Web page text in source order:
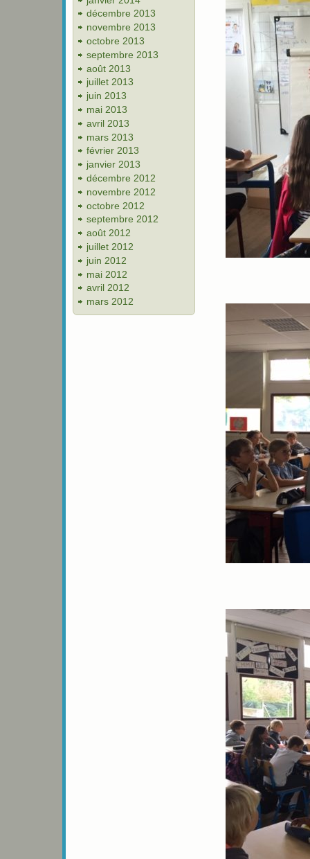
décembre 2013
novembre 2013
octobre 2013
septembre 2013
août 2013
juillet 2013
juin 2013
mai 2013
avril 2013
mars 2013
février 2013
janvier 2013
décembre 2012
novembre 2012
octobre 2012
septembre 2012
août 2012
juillet 2012
juin 2012
mai 2012
avril 2012
mars 2012